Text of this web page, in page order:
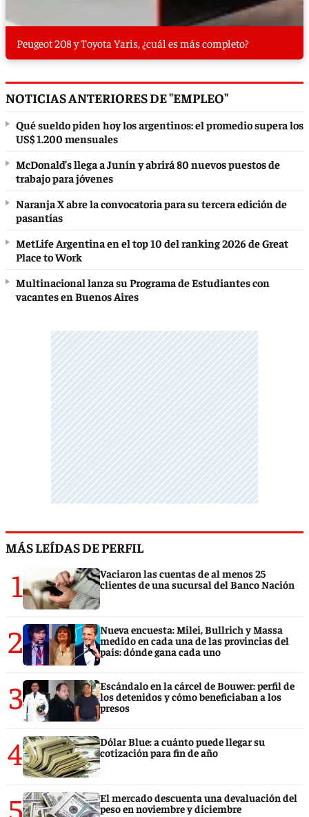
Peugeot 208 y Toyota Yaris, ¿cuál es más completo?
NOTICIAS ANTERIORES DE "EMPLEO"
Qué sueldo piden hoy los argentinos: el promedio supera los
US$ 1.200 mensuales
McDonald’s llega a Junín y abrirá 80 nuevos puestos de
trabajo para jóvenes
Naranja X abre la convocatoria para su tercera edición de
pasantías
MetLife Argentina en el top 10 del ranking 2026 de Great
Place to Work
Multinacional lanza su Programa de Estudiantes con
vacantes en Buenos Aires
MÁS LEÍDAS DE PERFIL
1
Vaciaron las cuentas de al menos 25
clientes de una sucursal del Banco Nación
2
Nueva encuesta: Milei, Bullrich y Massa
medido en cada una de las provincias del
país: dónde gana cada uno
3
Escándalo en la cárcel de Bouwer: perfil de
los detenidos y cómo beneficiaban a los
presos
4
Dólar Blue: a cuánto puede llegar su
cotización para fin de año
5
El mercado descuenta una devaluación del
peso en noviembre y diciembre